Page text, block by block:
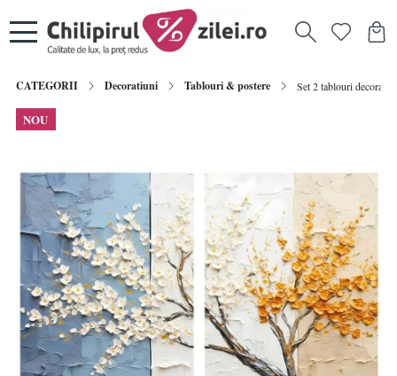
CATEGORII Decoratiuni Tablouri & postere Set 2 tablouri
NOU